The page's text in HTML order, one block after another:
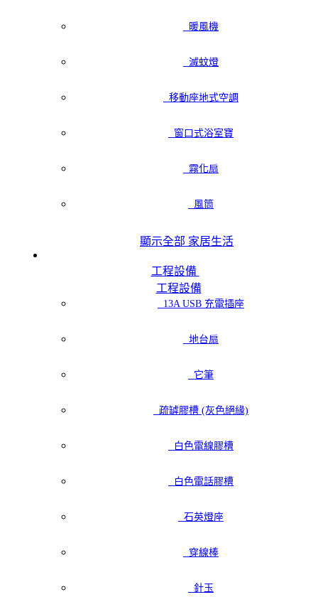
暖風機
滅蚊燈
移動座地式空調
窗口式浴室寶
霧化扇
風筒
顯示全部 家居生活
工程設備
工程設備
13A USB 充電插座
地台扇
它筆
疏罅膠槽 (灰色絕緣)
白色電線膠槽
白色電話膠槽
石英燈座
穿線棒
針玉